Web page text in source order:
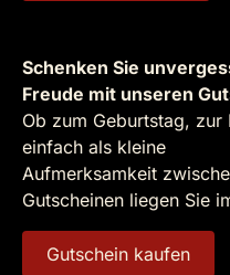
Schenken Sie
Freude mit unseren
Ob zum Geburtstag,
einfach als kleine
Aufmerksamkeit
Gutscheinen liegen Sie
Gutschein kaufen